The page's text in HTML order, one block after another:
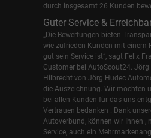
durch insgesamt 26 Kunden
Guter Service &
„Die Bewertungen bieten
wie zufrieden Kunden mit einem
gut sein Service ist“, sagt Felix
Customer bei AutoScout24. Jörg
Hilbrecht von Jörg Hudec
die Auszeichnung. Wir möchten
bei allen Kunden für das uns
Vertrauen bedanken . Dank
Autoverbund, können wir Ihnen ,
Service, auch ein